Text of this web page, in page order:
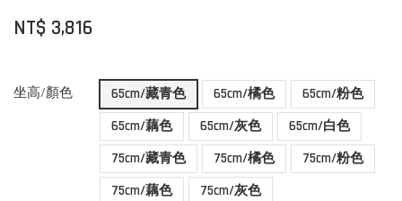
NT$ 3,816
坐高/顏色 65cm/藏青色 65cm/橘色
65cm/粉色
65cm/藕色
65cm/灰色
65cm/白色
75cm/藏青色
75cm/橘色
75cm/粉色
75cm/藕色
75cm/灰色